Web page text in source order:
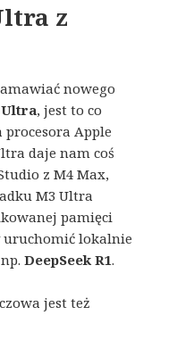
z
nowego
Ultra, jest to co
Apple
daje nam coś
z M4 Max,
M3 Ultra
pamięci
uruchomić lokalnie
np.DeepSeek R1.
jest też